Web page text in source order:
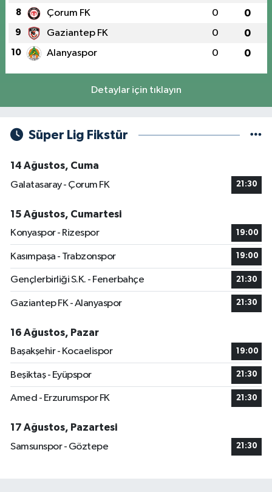
8 Çorum FK 0 0
9 Gaziantep FK 0 0
10 Alanyaspor 0 0
Detaylar için tıklayın
Süper Lig Fikstür
14 Ağustos, Cuma
Galatasaray - Çorum FK
21:30
15 Ağustos, Cumartesi
Konyaspor - Rizespor
19:00
Kasımpaşa - Trabzonspor 19:00
Gençlerbirliği S.K. - Fenerbahçe 21:30
Gaziantep FK - Alanyaspor 21:30
16 Ağustos, Pazar
Başakşehir - Kocaelispor
19:00
Beşiktaş - Eyüpspor 21:30
Amed - Erzurumspor FK 21:30
17 Ağustos, Pazartesi
Samsunspor - Göztepe
21:30